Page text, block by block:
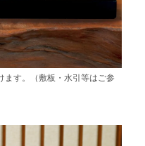
ます。（敷板・水引等はご参